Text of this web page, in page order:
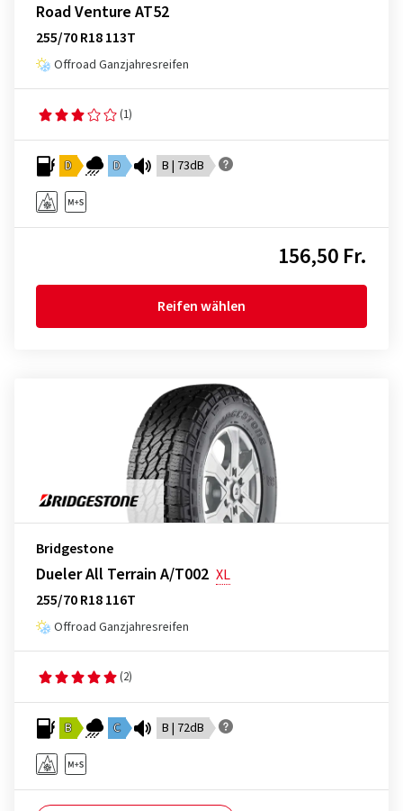
Road Venture AT52
255/70 R18 113T
Offroad Ganzjahresreifen
(1)
D D B | 73dB
156,50 Fr.
Reifen wählen
Bridgestone
Dueler All Terrain A/T002 XL
255/70 R18 116T
Offroad Ganzjahresreifen
(2)
B C B | 72dB